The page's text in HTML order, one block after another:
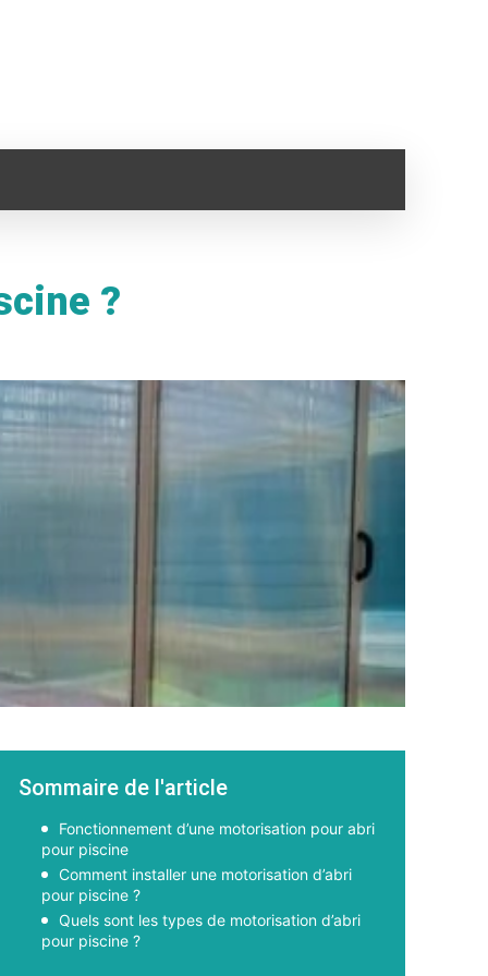
?
Sommaire de l'article
Fonctionnement d’une motorisation pour abri
pour piscine
Comment installer une motorisation d’abri
pour piscine ?
Quels sont les types de motorisation d’abri
pour piscine ?